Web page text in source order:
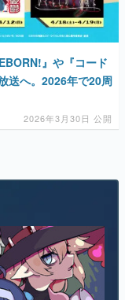
』や『コード
送へ。2026年で20周
2026年3月30日 公開